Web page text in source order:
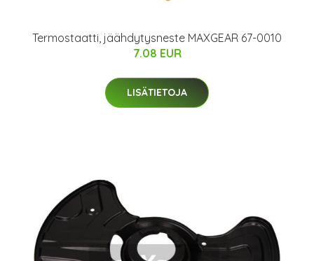
Termostaatti, jäähdytysneste MAXGEAR 67-0010
7.08 EUR
LISÄTIETOJA